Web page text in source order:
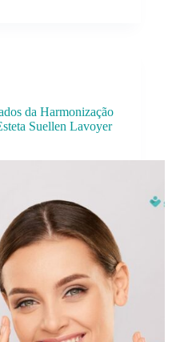
da Harmonização
Suellen Lavoyer